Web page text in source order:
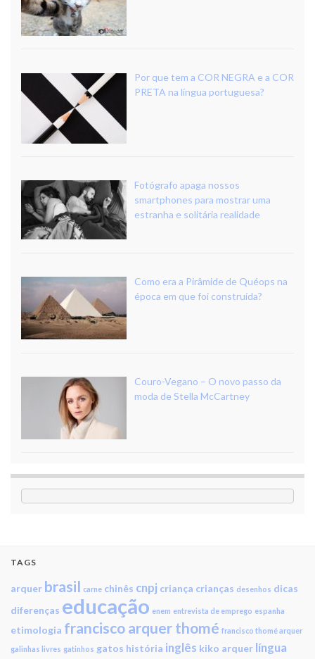
Por que tem a COR NEGRA e a COR
PRETA na língua portuguesa?
Fotógrafo apaga nossos
smartphones para mostrar uma
estranha e solitária realidade
Como era a Pirâmide de Quéops na
época em que foi construída?
Couro-Vegano – O novo passo da
moda de Stella McCartney
TAGS
arquer brasil carne chinês cnpj criança crianças desenhos dicas
diferenças educação enem entrevista de emprego espanha
etimologia francisco arquer thomé francisco thomé arquer
galinhas livres gatinhos gatos história inglês kiko arquer língua